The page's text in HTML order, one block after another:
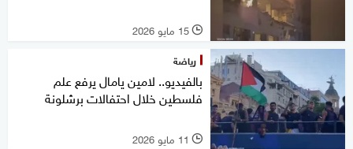
l 15 مايو 2026
رياضة
بالفيديو.. لامين يامال يرفع علم
فلسطين خلال احتفالات برشلونة
l 11 مايو 2026